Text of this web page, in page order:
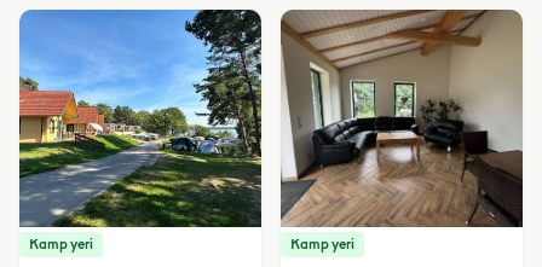
Kamp yeri Kamp yeri